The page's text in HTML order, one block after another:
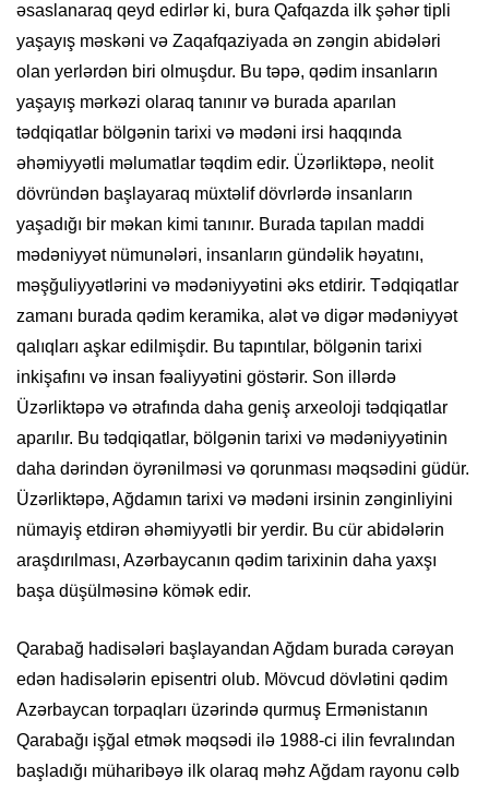
əsaslanaraq qeyd edirlər ki, bura Qafqazda ilk şəhər tipli
yaşayış məskəni və Zaqafqaziyada ən zəngin abidələri
olan yerlərdən biri olmuşdur. Bu təpə, qədim insanların
yaşayış mərkəzi olaraq tanınır və burada aparılan
tədqiqatlar bölgənin tarixi və mədəni irsi haqqında
əhəmiyyətli məlumatlar təqdim edir. Üzərliktəpə, neolit
dövründən başlayaraq müxtəlif dövrlərdə insanların
yaşadığı bir məkan kimi tanınır. Burada tapılan maddi
mədəniyyət nümunələri, insanların gündəlik həyatını,
məşğuliyyətlərini və mədəniyyətini əks etdirir. Tədqiqatlar
zamanı burada qədim keramika, alət və digər mədəniyyət
qalıqları aşkar edilmişdir. Bu tapıntılar, bölgənin tarixi
inkişafını və insan fəaliyyətini göstərir. Son illərdə
Üzərliktəpə və ətrafında daha geniş arxeoloji tədqiqatlar
aparılır. Bu tədqiqatlar, bölgənin tarixi və mədəniyyətinin
daha dərindən öyrənilməsi və qorunması məqsədini güdür.
Üzərliktəpə, Ağdamın tarixi və mədəni irsinin zənginliyini
nümayiş etdirən əhəmiyyətli bir yerdir. Bu cür abidələrin
araşdırılması, Azərbaycanın qədim tarixinin daha yaxşı
başa düşülməsinə kömək edir.
Qarabağ hadisələri başlayandan Ağdam burada cərəyan
edən hadisələrin episentri olub. Mövcud dövlətini qədim
Azərbaycan torpaqları üzərində qurmuş Ermənistanın
Qarabağı işğal etmək məqsədi ilə 1988-ci ilin fevralından
başladığı müharibəyə ilk olaraq məhz Ağdam rayonu cəlb